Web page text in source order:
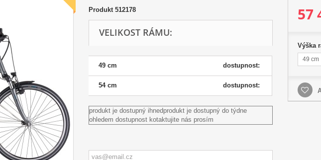
Produkt 512178
VELIKOST RÁMU:
49 cm dostupnost:
54 cm dostupnost:
produkt je dostupný ihnedprodukt je dostupný do týdne
ohledem dostupnost kotaktujite nás prosím
57
Výška
49 cm